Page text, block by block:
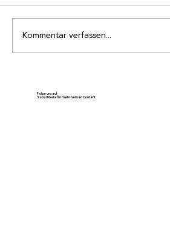
Kommentar verfassen...
Folge uns auf
Social Media für mehr heissen Content.